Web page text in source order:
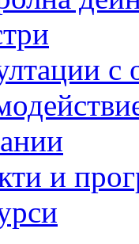
с
и